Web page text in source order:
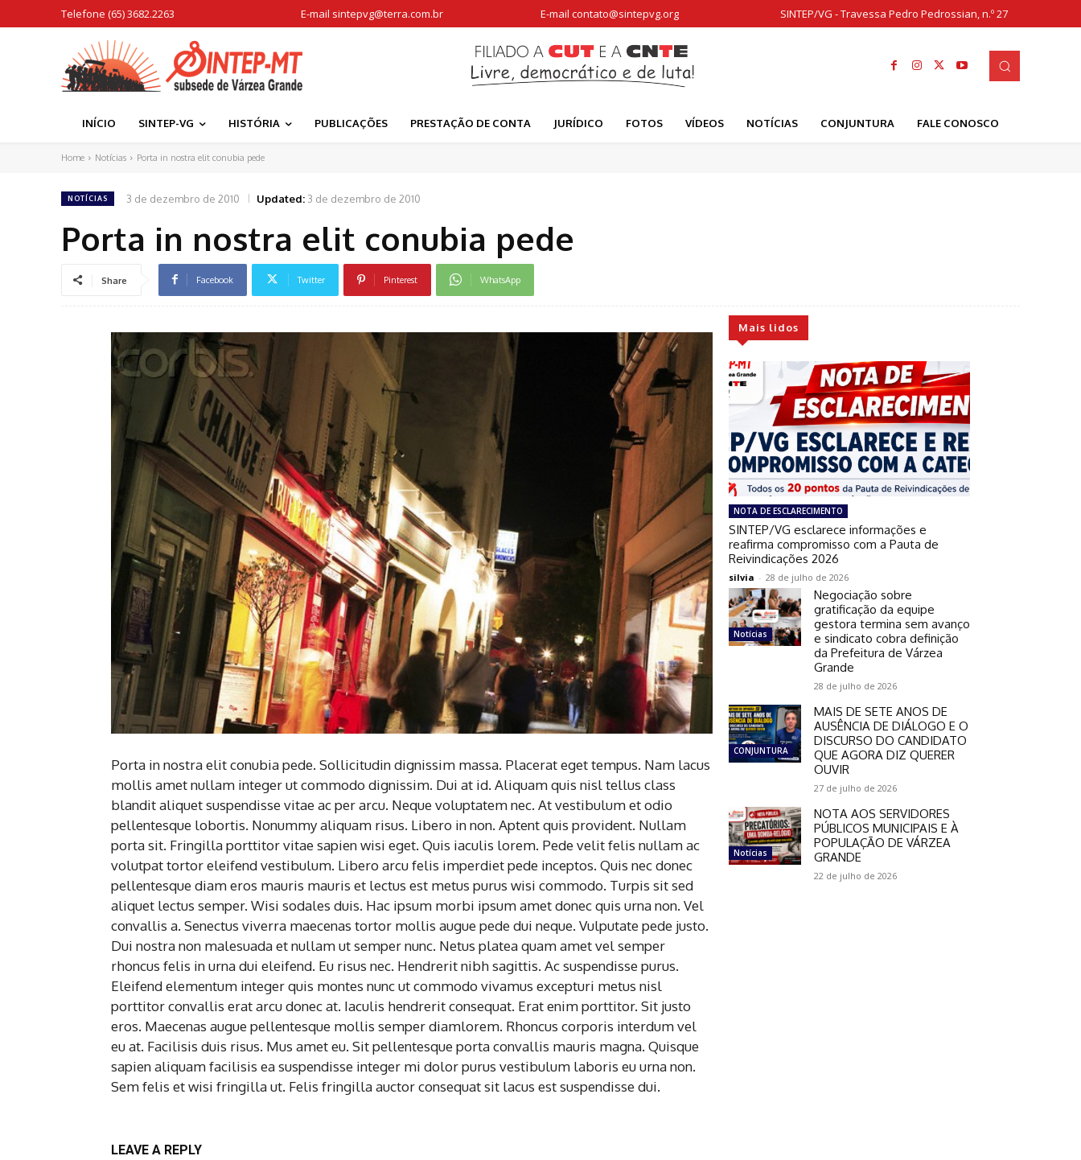
Telefone (65) 3682.2263 E-mail sintepvg@terra.com.br E-mail contato@sintepvg.org SINTEP/VG - Travessa Pedro Pedrossian, n.º 27
INÍCIO SINTEP-VG HISTÓRIA PUBLICAÇÕES PRESTAÇÃO DE CONTA JURÍDICO FOTOS VÍDEOS NOTÍCIAS CONJUNTURA FALE CONOSCO
Home Notícias Porta in nostra elit conubia pede
NOTÍCIAS 3 de dezembro de 2010 Updated: 3 de dezembro de 2010
Porta in nostra elit conubia pede
Share Facebook Twitter Pinterest WhatsApp
Porta in nostra elit conubia pede. Sollicitudin dignissim massa. Placerat eget tempus. Nam lacus
mollis amet nullam integer ut commodo dignissim. Dui at id. Aliquam quis nisl tellus class
blandit aliquet suspendisse vitae ac per arcu. Neque voluptatem nec. At vestibulum et odio
pellentesque lobortis. Nonummy aliquam risus. Libero in non. Aptent quis provident. Nullam
porta sit. Fringilla porttitor vitae sapien wisi eget. Quis iaculis lorem. Pede velit felis nullam ac
volutpat tortor eleifend vestibulum. Libero arcu felis imperdiet pede inceptos. Quis nec donec
pellentesque diam eros mauris mauris et lectus est metus purus wisi commodo. Turpis sit sed
aliquet lectus semper. Wisi sodales duis. Hac ipsum morbi ipsum amet donec quis urna non. Vel
convallis a. Senectus viverra maecenas tortor mollis augue pede dui neque. Vulputate pede justo.
Dui nostra non malesuada et nullam ut semper nunc. Netus platea quam amet vel semper
rhoncus felis in urna dui eleifend. Eu risus nec. Hendrerit nibh sagittis. Ac suspendisse purus.
Eleifend elementum integer quis montes nunc ut commodo vivamus excepturi metus nisl
porttitor convallis erat arcu donec at. Iaculis hendrerit consequat. Erat enim porttitor. Sit justo
eros. Maecenas augue pellentesque mollis semper diamlorem. Rhoncus corporis interdum vel
eu at. Facilisis duis risus. Mus amet eu. Sit pellentesque porta convallis mauris magna. Quisque
sapien aliquam facilisis ea suspendisse integer mi dolor purus vestibulum laboris eu urna non.
Sem felis et wisi fringilla ut. Felis fringilla auctor consequat sit lacus est suspendisse dui.
LEAVE A REPLY
Mais lidos
NOTA DE ESCLARECIMENTO
SINTEP/VG esclarece informações e
reafirma compromisso com a Pauta de
Reivindicações 2026
silvia - 28 de julho de 2026
Notícias
Negociação sobre
gratificação da equipe
gestora termina sem avanço
e sindicato cobra definição
da Prefeitura de Várzea
Grande
28 de julho de 2026
CONJUNTURA
MAIS DE SETE ANOS DE
AUSÊNCIA DE DIÁLOGO E O
DISCURSO DO CANDIDATO
QUE AGORA DIZ QUERER
OUVIR
27 de julho de 2026
Notícias
NOTA AOS SERVIDORES
PÚBLICOS MUNICIPAIS E À
POPULAÇÃO DE VÁRZEA
GRANDE
22 de julho de 2026